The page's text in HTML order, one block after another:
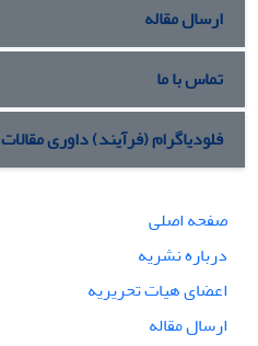
ارسال مقاله
تماس با ما
فلودیاگرام (فرآیند) داوری مقالات
صفحه اصلی
درباره نشریه
اعضای هیات تحریریه
ارسال مقاله